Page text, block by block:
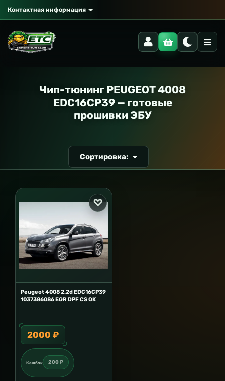
Контактная информация
Чип-тюнинг PEUGEOT 4008
EDC16CP39 — готовые
прошивки ЭБУ
Сортировка:
Peugeot 4008 2.2d EDC16CP39
1037386086 EGR DPF CS OK
2000 ₽
Кешбэк 200 ₽